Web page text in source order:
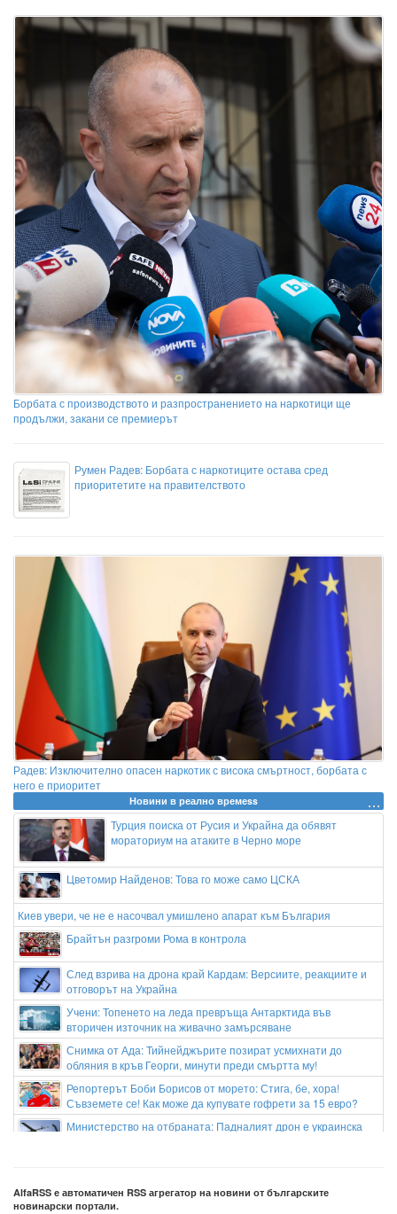
Борбата с производството и разпространението на наркотици ще
продължи, закани се премиерът
Румен Радев: Борбата с наркотиците остава сред
приоритетите на правителството
Радев: Изключително опасен наркотик с висока смъртност, борбата с
него е приоритет
Новини в реално времеss
Турция поиска от Русия и Украйна да обявят
мораториум на атаките в Черно море
Цветомир Найденов: Това го може само ЦСКА
Киев увери, че не е насочвал умишлено апарат към България
Брайтън разгроми Рома в контрола
След взрива на дрона край Кардам: Версиите, реакциите и
отговорът на Украйна
Учени: Топенето на леда превръща Антарктида във
вторичен източник на живачно замърсяване
Снимка от Ада: Тийнейджърите позират усмихнати до
обляния в кръв Георги, минути преди смъртта му!
Репортерът Боби Борисов от морето: Стига, бе, хора!
Съвземете се! Как може да купувате гофрети за 15 евро?
Министерство на отбраната: Падналият дрон е украинска
AlfaRSS е автоматичен RSS агрегатор на новини от българските
новинарски портали.